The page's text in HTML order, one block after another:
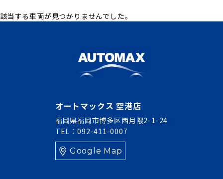
該当する車両が見つかりませんでした。
オートマックス 空港店
福岡県福岡市博多区西月隈2-1-24
TEL：092-411-0007
Google Map